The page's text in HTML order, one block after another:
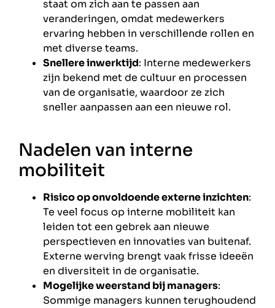
staat om zich aan te passen aan
veranderingen, omdat medewerkers
ervaring hebben in verschillende rollen en
met diverse teams.
Snellere inwerktijd: Interne medewerkers
zijn bekend met de cultuur en processen
van de organisatie, waardoor ze zich
sneller aanpassen aan een nieuwe rol.
Nadelen van interne
mobiliteit
Risico op onvoldoende externe inzichten:
Te veel focus op interne mobiliteit kan
leiden tot een gebrek aan nieuwe
perspectieven en innovaties van buitenaf.
Externe werving brengt vaak frisse ideeën
en diversiteit in de organisatie.
Mogelijke weerstand bij managers:
Sommige managers kunnen terughoudend